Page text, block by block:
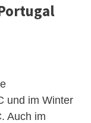
und im Winter
Auch im